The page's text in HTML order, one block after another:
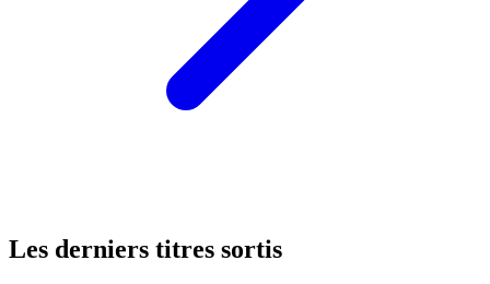
Les derniers titres sortis